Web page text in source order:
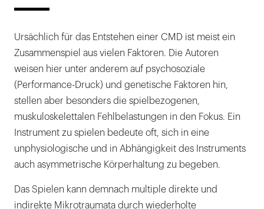
Ursächlich für das Entstehen einer CMD ist meist ein
Zusammenspiel aus vielen Faktoren. Die Autoren
weisen hier unter anderem auf psychosoziale
(Performance-Druck) und genetische Faktoren hin,
stellen aber besonders die spielbezogenen,
muskuloskelettalen Fehlbelastungen in den Fokus. Ein
Instrument zu spielen bedeute oft, sich in eine
unphysiologische und in Abhängigkeit des Instruments
auch asymmetrische Körperhaltung zu begeben.
Das Spielen kann demnach multiple direkte und
indirekte Mikrotraumata durch wiederholte